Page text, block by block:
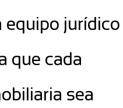
equipo jurídico
que cada
sea